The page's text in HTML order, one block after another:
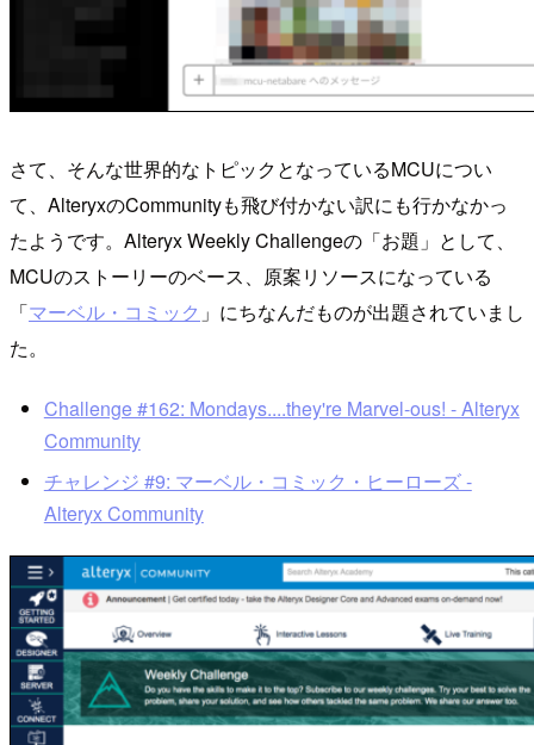
さて、そんな世界的なトピックとなっているMCUについ
て、AlteryxのCommunityも飛び付かない訳にも行かなかっ
たようです。Alteryx Weekly Challengeの「お題」として、
MCUのストーリーのベース、原案リソースになっている
「マーベル・コミック 」にちなんだものが出題されていまし
た。
Challenge #162: Mondays....they're Marvel-ous! - Alteryx
Community
チャレンジ #9: マーベル・コミック・ヒーローズ -
Alteryx Community